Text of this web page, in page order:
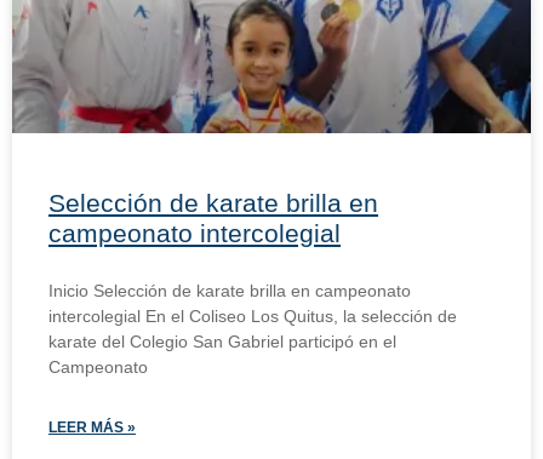
Selección de karate brilla en
campeonato intercolegial
Inicio Selección de karate brilla en campeonato
intercolegial En el Coliseo Los Quitus, la selección de
karate del Colegio San Gabriel participó en el
Campeonato
LEER MÁS »